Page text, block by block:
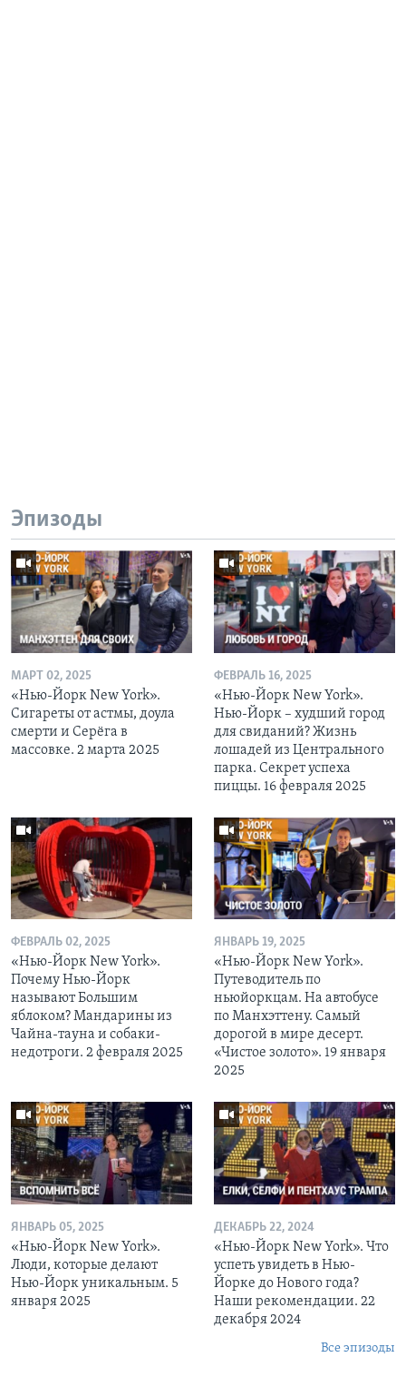
Эпизоды
МАРТ 02, 2025
«Нью-Йорк New York».
Сигареты от астмы, доула
смерти и Серёга в
массовке. 2 марта 2025
ФЕВРАЛЬ 16, 2025
«Нью-Йорк New York».
Нью-Йорк – худший город
для свиданий? Жизнь
лошадей из Центрального
парка. Секрет успеха
пиццы. 16 февраля 2025
ФЕВРАЛЬ 02, 2025
«Нью-Йорк New York».
Почему Нью-Йорк
называют Большим
яблоком? Мандарины из
Чайна-тауна и собаки-
недотроги. 2 февраля 2025
ЯНВАРЬ 19, 2025
«Нью-Йорк New York».
Путеводитель по
ньюйоркцам. На автобусе
по Манхэттену. Самый
дорогой в мире десерт.
«Чистое золото». 19 января
2025
ЯНВАРЬ 05, 2025
«Нью-Йорк New York».
Люди, которые делают
Нью-Йорк уникальным. 5
января 2025
ДЕКАБРЬ 22, 2024
«Нью-Йорк New York». Что
успеть увидеть в Нью-
Йорке до Нового года?
Наши рекомендации. 22
декабря 2024
Все эпизоды